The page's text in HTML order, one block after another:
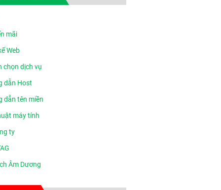
mãi
Web
chọn dịch vụ
dẫn Host
dẫn tên miền
máy tính
ty
Âm Dương